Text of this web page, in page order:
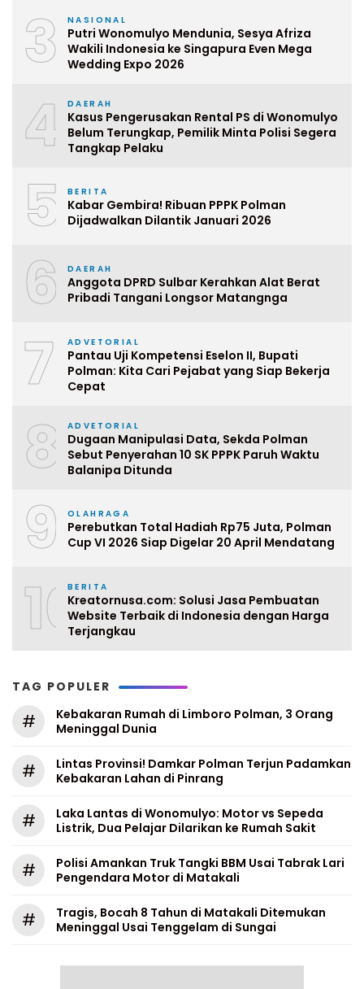
3 NASIONAL
Putri Wonomulyo Mendunia, Sesya Afriza
Wakili Indonesia ke Singapura Even Mega
Wedding Expo 2026
4 DAERAH
Kasus Pengerusakan Rental PS di Wonomulyo
Belum Terungkap, Pemilik Minta Polisi Segera
Tangkap Pelaku
5 BERITA
Kabar Gembira! Ribuan PPPK Polman
Dijadwalkan Dilantik Januari 2026
6 DAERAH
Anggota DPRD Sulbar Kerahkan Alat Berat
Pribadi Tangani Longsor Matangnga
7 ADVETORIAL
Pantau Uji Kompetensi Eselon II, Bupati
Polman: Kita Cari Pejabat yang Siap Bekerja
Cepat
8 ADVETORIAL
Dugaan Manipulasi Data, Sekda Polman
Sebut Penyerahan 10 SK PPPK Paruh Waktu
Balanipa Ditunda
9 OLAHRAGA
Perebutkan Total Hadiah Rp75 Juta, Polman
Cup VI 2026 Siap Digelar 20 April Mendatang
10BERITA
Kreatornusa.com: Solusi Jasa Pembuatan
Website Terbaik di Indonesia dengan Harga
Terjangkau
TAG POPULER
#
Kebakaran Rumah di Limboro Polman, 3 Orang
Meninggal Dunia
#
Lintas Provinsi! Damkar Polman Terjun Padamkan
Kebakaran Lahan di Pinrang
#
Laka Lantas di Wonomulyo: Motor vs Sepeda
Listrik, Dua Pelajar Dilarikan ke Rumah Sakit
#
Polisi Amankan Truk Tangki BBM Usai Tabrak Lari
Pengendara Motor di Matakali
#
Tragis, Bocah 8 Tahun di Matakali Ditemukan
Meninggal Usai Tenggelam di Sungai